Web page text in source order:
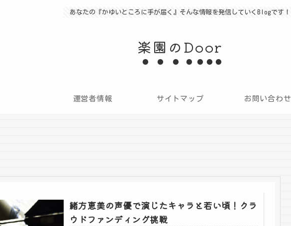
あなたの『かゆいところに手が届く』そんな情報を発信していくBlogです！
楽園のDoor
運営者情報 サイトマップ お問い合わせ
緒方恵美の声優で演じたキャラと若い頃！クラ
ウドファンディング挑戦